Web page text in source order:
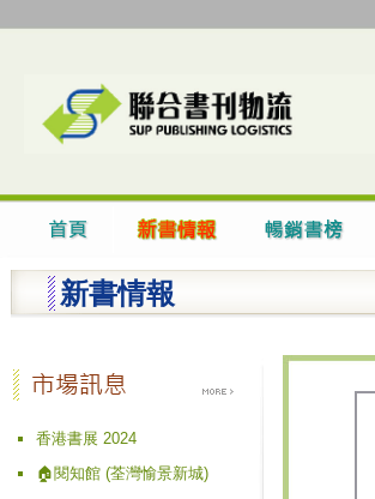
新書情報
香港書展 2024
🏠閱知館 (荃灣愉景新城)